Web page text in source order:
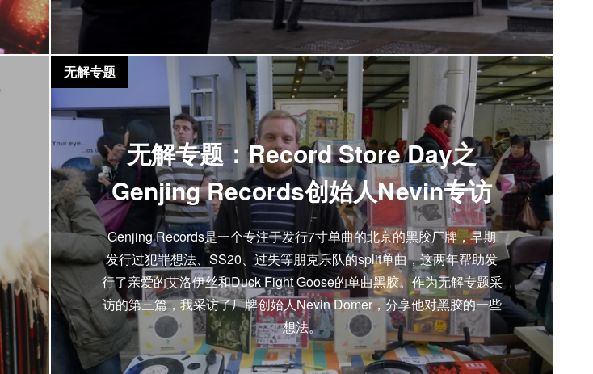
无解专题：Record Store Day之
Genjing Records创始人Nevin专访
Genjing Records是一个专注于发行7寸单曲的北京的黑胶厂牌，早期
发行过犯罪想法、SS20、过失等朋克乐队的split单曲，这两年帮助发
行了亲爱的艾洛伊丝和Duck Fight Goose的单曲黑胶。作为无解专题采
访的第三篇，我采访了厂牌创始人Nevin Domer，分享他对黑胶的一些
想法。
无解专题